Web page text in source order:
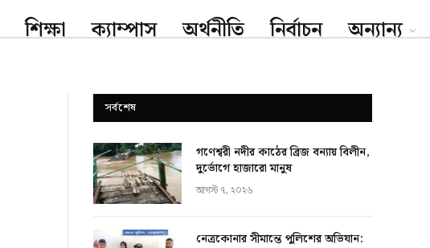
শিক্ষা ক্যাম্পাস অর্থনীতি নির্বাচন অন্যান্য
সর্বশেষ
গণেশ্বরী নদীর কাঠের ব্রিজ বন্যায় বিলীন,
দুর্ভোগে হাজারো মানুষ
আগস্ট ৭, ২০২৬
নেত্রকোনার সীমান্তে পুলিশের অভিযান: